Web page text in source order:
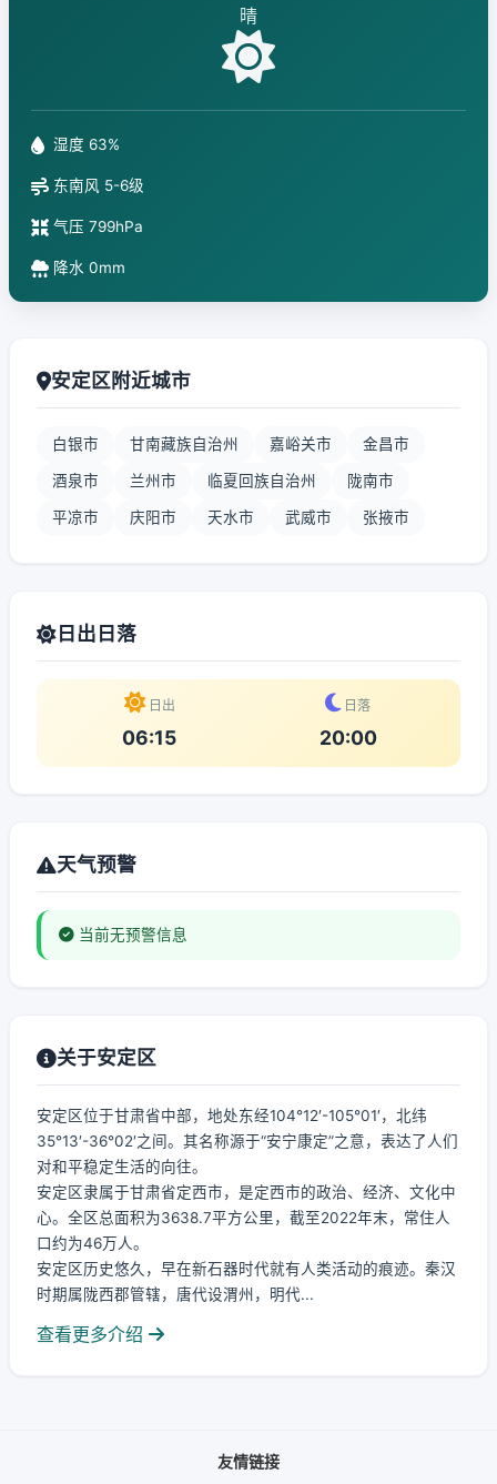
晴
湿度 63%
东南风 5-6级
气压 799hPa
降水 0mm
安定区附近城市
白银市 甘南藏族自治州 嘉峪关市 金昌市
酒泉市 兰州市 临夏回族自治州 陇南市
平凉市 庆阳市 天水市 武威市 张掖市
日出日落
日出
06:15
日落
20:00
天气预警
当前无预警信息
关于安定区
安定区位于甘肃省中部，地处东经104°12′-105°01′，北纬
35°13′-36°02′之间。其名称源于“安宁康定”之意，表达了人们
对和平稳定生活的向往。
安定区隶属于甘肃省定西市，是定西市的政治、经济、文化中
心。全区总面积为3638.7平方公里，截至2022年末，常住人
口约为46万人。
安定区历史悠久，早在新石器时代就有人类活动的痕迹。秦汉
时期属陇西郡管辖，唐代设渭州，明代...
查看更多介绍
友情链接